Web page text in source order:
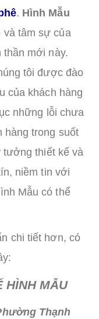
. Hình Mẫu
và tâm sự của
thần mới này.
tôi được đào
của khách hàng
những lỗi chưa
hàng trong suốt
tưởng thiết kế và
niềm tin với
Mẫu có thể
chi tiết hơn, có
HÌNH MẪU
Thạnh